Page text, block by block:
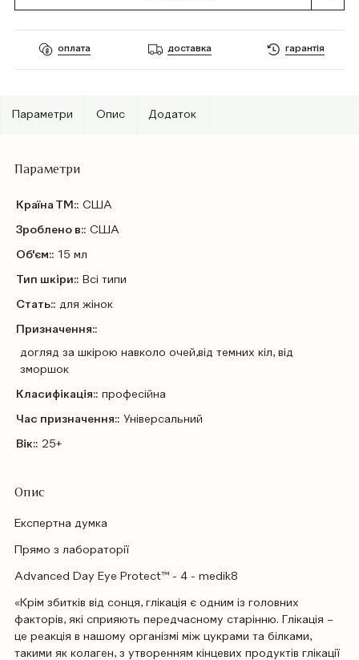
оплата доставка гарантія
Параметри Опис Додаток
Параметри
Країна ТМ:: США
Зроблено в:: США
Об'єм:: 15 мл
Тип шкіри:: Всі типи
Стать:: для жінок
Призначення::
догляд за шкірою навколо очей,від темних кіл, від
зморшок
Класифікація:: професійна
Час призначення:: Універсальний
Вік:: 25+
Опис
Експертна думка
Прямо з лабораторії
Advanced Day Eye Protect™ - 4 - medik8
«Крім збитків від сонця, глікація є одним із головних
факторів, які сприяють передчасному старінню. Глікація –
це реакція в нашому організмі між цукрами та білками,
такими як колаген, з утворенням кінцевих продуктів глікації